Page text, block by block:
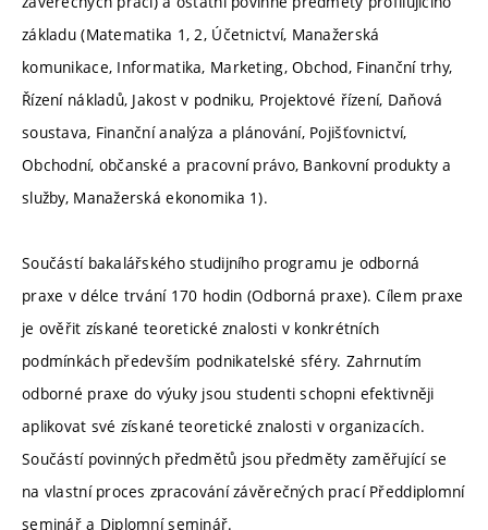
základu (Matematika 1, 2, Účetnictví, Manažerská
komunikace, Informatika, Marketing, Obchod, Finanční trhy,
Řízení nákladů, Jakost v podniku, Projektové řízení, Daňová
soustava, Finanční analýza a plánování, Pojišťovnictví,
Obchodní, občanské a pracovní právo, Bankovní produkty a
služby, Manažerská ekonomika 1).
Součástí bakalářského studijního programu je odborná
praxe v délce trvání 170 hodin (Odborná praxe). Cílem praxe
je ověřit získané teoretické znalosti v konkrétních
podmínkách především podnikatelské sféry. Zahrnutím
odborné praxe do výuky jsou studenti schopni efektivněji
aplikovat své získané teoretické znalosti v organizacích.
Součástí povinných předmětů jsou předměty zaměřující se
na vlastní proces zpracování závěrečných prací Předdiplomní
seminář a Diplomní seminář.